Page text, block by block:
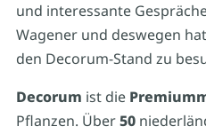
und interessante
Wagener und deswegen
den Decorum-Stand zu
Decorum ist die
Pflanzen. Über50